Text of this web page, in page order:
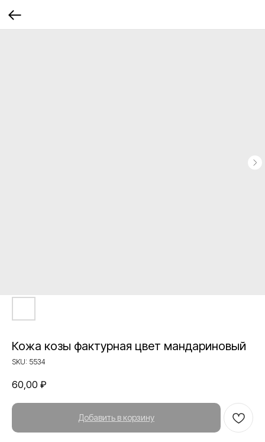
Кожа козы фактурная цвет мандариновый
SKU: 5534
60,00 ₽
Добавить в корзину